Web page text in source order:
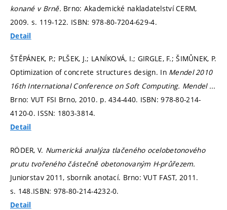
konané v Brně. Brno: Akademické nakladatelství CERM,
2009. s. 119-122. ISBN: 978-80-7204-629-4.
Detail
ŠTĚPÁNEK, P.; PLŠEK, J.; LANÍKOVÁ, I.; GIRGLE, F.; ŠIMŮNEK, P.
Optimization of concrete structures design. In Mendel 2010
16th International Conference on Soft Computing. Mendel ...
Brno: VUT FSI Brno, 2010. p. 434-440. ISBN: 978-80-214-
4120-0. ISSN: 1803-3814.
Detail
RÖDER, V. Numerická analýza tlačeného ocelobetonového
prutu tvořeného částečně obetonovaným H-průřezem.
Juniorstav 2011, sborník anotací. Brno: VUT FAST, 2011.
s. 148.ISBN: 978-80-214-4232-0.
Detail